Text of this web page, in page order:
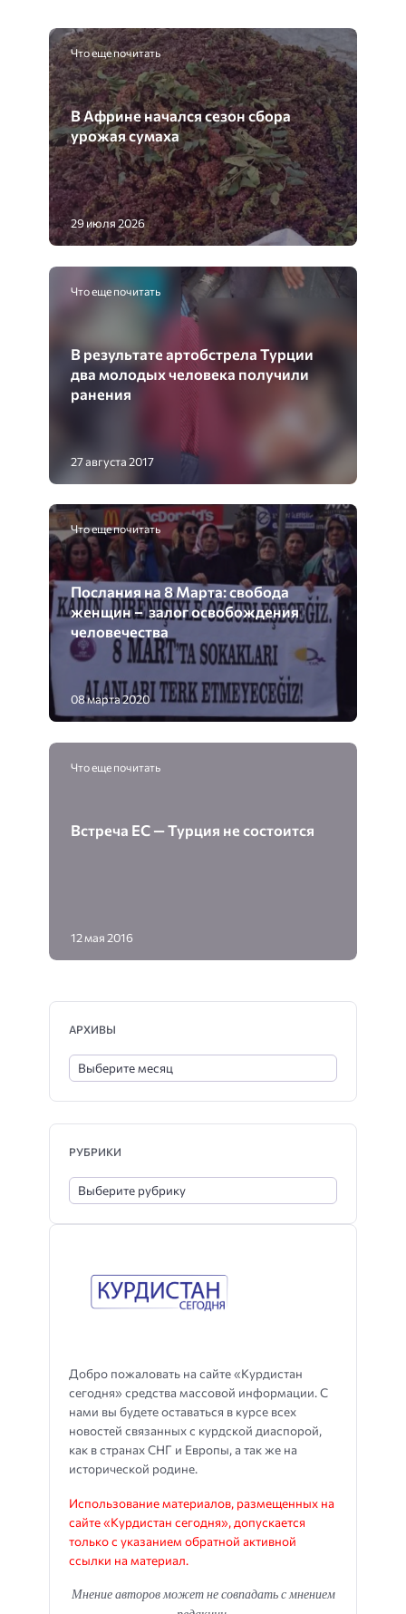
Что еще почитать
В Африне начался сезон сбора
урожая сумаха
29 июля 2026
Что еще почитать
В результате артобстрела Турции
два молодых человека получили
ранения
27 августа 2017
Что еще почитать
Послания на 8 Марта: свобода
женщин – залог освобождения
человечества
08 марта 2020
Что еще почитать
Встреча ЕС — Турция не состоится
12 мая 2016
Добро пожаловать на сайте «Курдистан
сегодня» средства массовой информации. С
нами вы будете оставаться в курсе всех
новостей связанных с курдской диаспорой,
как в странах СНГ и Европы, а так же на
исторической родине.
Использование материалов, размещенных на
сайте «Курдистан сегодня», допускается
только с указанием обратной активной
ссылки на материал.
Мнение авторов может не совпадать с мнением
АРХИВЫ
РУБРИКИ